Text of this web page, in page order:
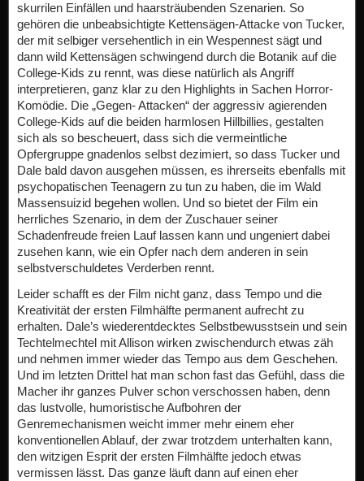
skurrilen Einfällen und haarsträubenden Szenarien. So
gehören die unbeabsichtigte Kettensägen-Attacke von Tucker,
der mit selbiger versehentlich in ein Wespennest sägt und
dann wild Kettensägen schwingend durch die Botanik auf die
College-Kids zu rennt, was diese natürlich als Angriff
interpretieren, ganz klar zu den Highlights in Sachen Horror-
Komödie. Die „Gegen- Attacken“ der aggressiv agierenden
College-Kids auf die beiden harmlosen Hillbillies, gestalten
sich als so bescheuert, dass sich die vermeintliche
Opfergruppe gnadenlos selbst dezimiert, so dass Tucker und
Dale bald davon ausgehen müssen, es ihrerseits ebenfalls mit
psychopatischen Teenagern zu tun zu haben, die im Wald
Massensuizid begehen wollen. Und so bietet der Film ein
herrliches Szenario, in dem der Zuschauer seiner
Schadenfreude freien Lauf lassen kann und ungeniert dabei
zusehen kann, wie ein Opfer nach dem anderen in sein
selbstverschuldetes Verderben rennt.
Leider schafft es der Film nicht ganz, dass Tempo und die
Kreativität der ersten Filmhälfte permanent aufrecht zu
erhalten. Dale’s wiederentdecktes Selbstbewusstsein und sein
Techtelmechtel mit Allison wirken zwischendurch etwas zäh
und nehmen immer wieder das Tempo aus dem Geschehen.
Und im letzten Drittel hat man schon fast das Gefühl, dass die
Macher ihr ganzes Pulver schon verschossen haben, denn
das lustvolle, humoristische Aufbohren der
Genremechanismen weicht immer mehr einem eher
konventionellen Ablauf, der zwar trotzdem unterhalten kann,
den witzigen Esprit der ersten Filmhälfte jedoch etwas
vermissen lässt. Das ganze läuft dann auf einen eher